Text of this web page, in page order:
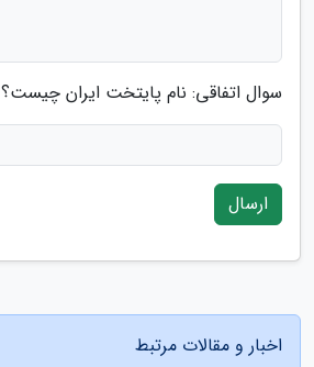
سوال اتفاقی: نام پایتخت ایران چیست؟
ارسال
اخبار و مقالات مرتبط